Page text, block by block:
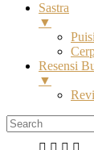
Sastra
▼
Puisi
Resensi
▼